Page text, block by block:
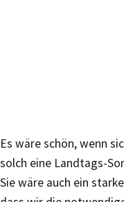
Es wäre schön, wenn
solch eine Landtags-
Sie wäre auch ein